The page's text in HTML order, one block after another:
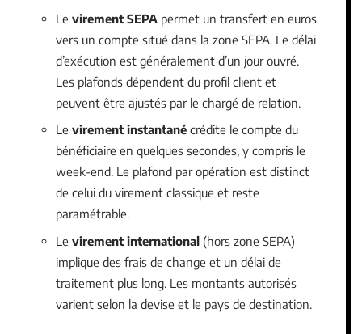
Le virement SEPA permet un transfert en euros
vers un compte situé dans la zone SEPA. Le délai
d’exécution est généralement d’un jour ouvré.
Les plafonds dépendent du profil client et
peuvent être ajustés par le chargé de relation.
Le virement instantané crédite le compte du
bénéficiaire en quelques secondes, y compris le
week-end. Le plafond par opération est distinct
de celui du virement classique et reste
paramétrable.
Le virement international (hors zone SEPA)
implique des frais de change et un délai de
traitement plus long. Les montants autorisés
varient selon la devise et le pays de destination.